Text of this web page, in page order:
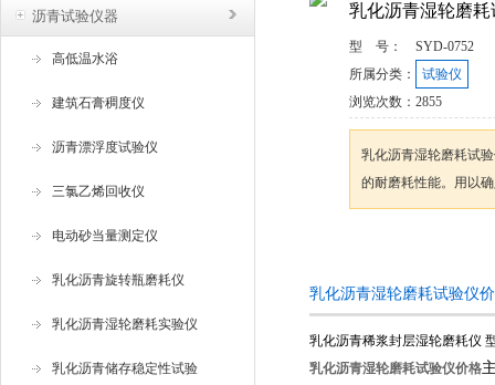
沥青试验仪器
高低温水浴
建筑石膏稠度仪
沥青漂浮度试验仪
三氯乙烯回收仪
电动砂当量测定仪
乳化沥青旋转瓶磨耗仪
乳化沥青湿轮磨耗实验仪
乳化沥青储存稳定性试验
乳化沥青湿轮磨
型 号：
SYD-0752
所属分类：
试验仪
浏览次数： 2855
乳化沥青湿轮磨耗试
的耐磨耗性能。用以
乳化沥青湿轮磨耗试验仪
乳化沥青稀浆封层湿轮磨耗仪
乳化沥青湿轮磨耗试验仪价格